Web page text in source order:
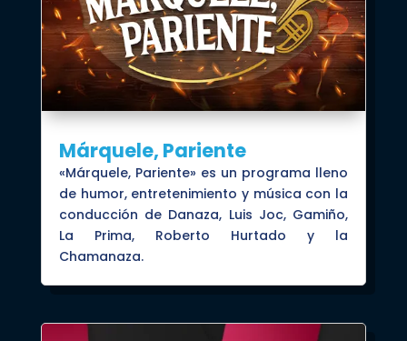
Márquele, Pariente
«Márquele, Pariente» es un programa lleno
de humor, entretenimiento y música con la
conducción de Danaza, Luis Joc, Gamiño,
La Prima, Roberto Hurtado y la
Chamanaza.